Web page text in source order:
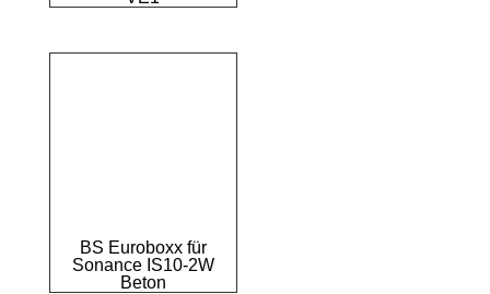
BS Euroboxx für
Sonance IS10-2W
Beton